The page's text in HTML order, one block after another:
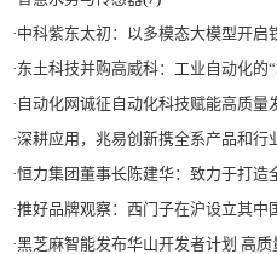
·中科紫东太初：以多模态大模型开启
·东土科技并购高威科：工业自动化的
· 自动化网诚征自动化科技赋能高质量
·深耕应用，兆易创新携全系产品和行
·恒力集团董事长陈建华：致力于打造全球行业标杆，为国家的经济高
·推好品牌观察：西门子在沪设立其中
·黑芝麻智能发布华山开发者计划 高